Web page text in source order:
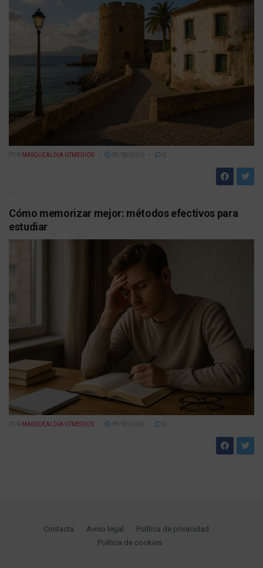
POR MASQUEALDIA UTMEDIOS 09/08/2026 0
Cómo memorizar mejor: métodos efectivos para
estudiar
POR MASQUEALDIA UTMEDIOS 09/08/2026 0
Contacta Aviso legal
Política de privacidad
Política de cookies